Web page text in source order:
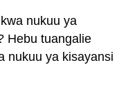
nukuu ya
Hebu tuangalie
nukuu ya kisayansi